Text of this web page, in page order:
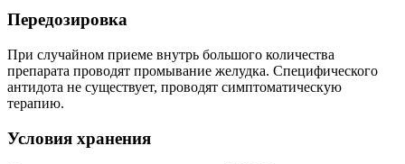
Передозировка
При случайном приеме внутрь большого количества
препарата проводят промывание желудка. Специфического
антидота не существует, проводят симптоматическую
терапию.
Условия хранения